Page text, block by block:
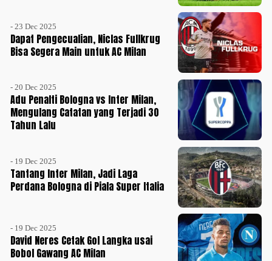
- 23 Dec 2025
Dapat Pengecualian, Niclas Fullkrug
Bisa Segera Main untuk AC Milan
- 20 Dec 2025
Adu Penalti Bologna vs Inter Milan,
Mengulang Catatan yang Terjadi 30
Tahun Lalu
- 19 Dec 2025
Tantang Inter Milan, Jadi Laga
Perdana Bologna di Piala Super Italia
- 19 Dec 2025
David Neres Cetak Gol Langka usai
Bobol Gawang AC Milan